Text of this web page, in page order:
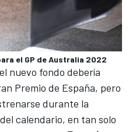
el GP de Australia 2022
nuevo fondo debería
Premio de España, pero
durante la
calendario, en tan solo